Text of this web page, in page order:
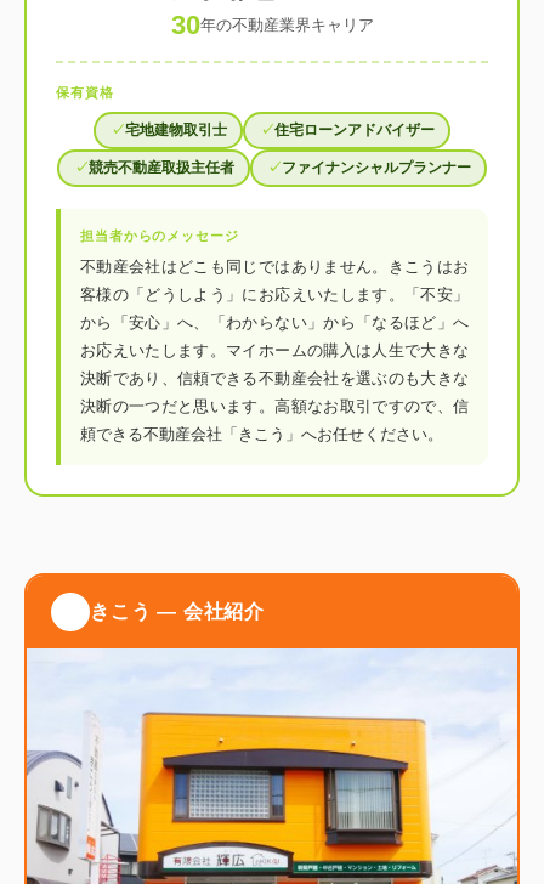
30年の不動産業界キャリア
保有資格
宅地建物取引士 住宅ローンアドバイザー
競売不動産取扱主任者 ファイナンシャルプランナー
担当者からのメッセージ
不動産会社はどこも同じではありません。きこうはお
客様の「どうしよう」にお応えいたします。「不安」
から「安心」へ、「わからない」から「なるほど」へ
お応えいたします。マイホームの購入は人生で大きな
決断であり、信頼できる不動産会社を選ぶのも大きな
決断の一つだと思います。高額なお取引ですので、信
頼できる不動産会社「きこう」へお任せください。
きこう ― 会社紹介